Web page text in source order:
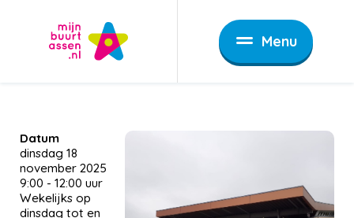
Menu
Datum
dinsdag 18
november 2025
9:00 - 12:00
Wekelijks op
dinsdag tot en